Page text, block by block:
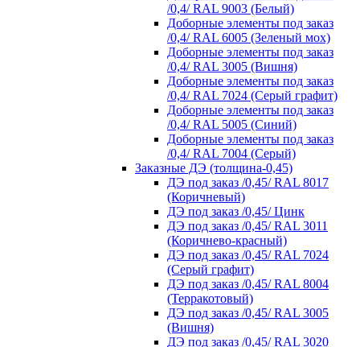
/0,4/ RAL 9003 (Белый)
Доборные элементы под заказ
/0,4/ RAL 6005 (Зеленый мох)
Доборные элементы под заказ
/0,4/ RAL 3005 (Вишня)
Доборные элементы под заказ
/0,4/ RAL 7024 (Серый графит)
Доборные элементы под заказ
/0,4/ RAL 5005 (Синий)
Доборные элементы под заказ
/0,4/ RAL 7004 (Серый)
Заказные ДЭ (толщина-0,45)
ДЭ под заказ /0,45/ RAL 8017
(Коричневый)
ДЭ под заказ /0,45/ Цинк
ДЭ под заказ /0,45/ RAL 3011
(Коричнево-красный)
ДЭ под заказ /0,45/ RAL 7024
(Серый графит)
ДЭ под заказ /0,45/ RAL 8004
(Терракотовый)
ДЭ под заказ /0,45/ RAL 3005
(Вишня)
ДЭ под заказ /0,45/ RAL 3020